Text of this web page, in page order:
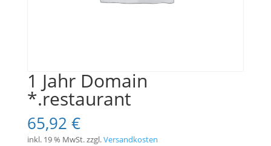
1 Jahr Domain
*.restaurant
65,92 €
inkl. 19 % MwSt.zzgl.Versandkosten